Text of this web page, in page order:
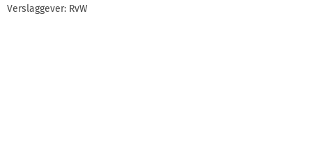
Verslaggever: RvW